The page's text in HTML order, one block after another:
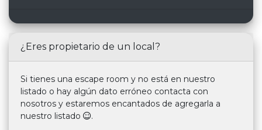
¿Eres propietario de un local?
Si tienes una escape room y no está en nuestro
listado o hay algún dato erróneo contacta con
nosotros y estaremos encantados de agregarla a
nuestro listado
.